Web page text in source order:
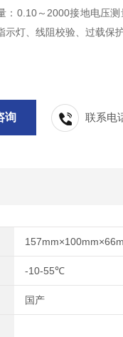
：0.10～2000接地电压测
示灯、线阻校验、过载保护
询 联系电
-10-55℃
国产